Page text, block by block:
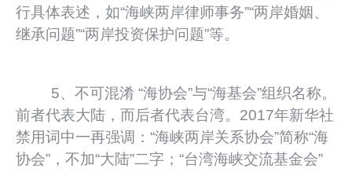
行具体表述，如“海峡两岸律师事务”“两岸婚姻、
继承问题”“两岸投资保护问题”等。
5、不可混淆 “海协会”与“海基会”组织名称。
前者代表大陆，而后者代表台湾。2017年新华社
禁用词中一再强调：“海峡两岸关系协会”简称“海
协会”，不加“大陆”二字；“台湾海峡交流基金会”